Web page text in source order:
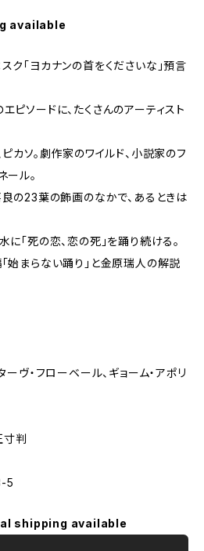
available
ク「ヨカナンの首をくださいな」預言
ピソードに、たくさんのアーティスト
カソ。劇作家のワイルド、小説家のフ
ール。
の23葉の飾画のなかで、あるときは
「死の恋、恋の死」を踊り続ける。
始まらない踊り」と金原瑞人の解説
ーヴ・フローベール、ギョーム・アポリ
寸判
5
shipping available